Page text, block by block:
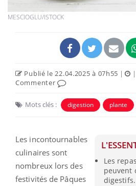
MESCIOGLU/ISTOCK
Publié le 22.04.2025 à 07h55 | |
Commenter
Mots clés : digestion plante
Les
peuvent
digestifs.
Les incontournables
culinaires sont
nombreux lors des
festivités de Pâques